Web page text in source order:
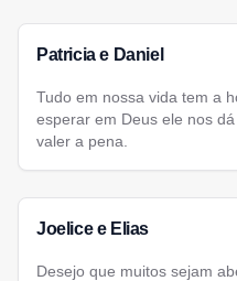
Patricia e Daniel
Tudo em nossa vida tem a
esperar em Deus ele nos
valer a pena.
Joelice e Elias
Desejo que muitos sejam